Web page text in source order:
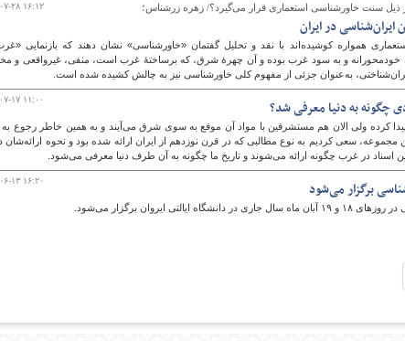
۱۳۹۷-۰۷-۲۸ ذیل سنت خاورشناسی استعماری قرار می‌گیرد؟/ زهره زرشناس؛
ایران‌شناسی در ایران
همواره کوشیده‌اند با نقد و تحلیل گفتمان «خاورشناسی» نشان دهند که بازنمایی
و به سود غرب بوده و آن چهرۀ شرق، که برساختۀ غرب است، منفی، غیرواقعی و
به‌عنوان جزئی از مفهوم کلی خاورشناسی نیز به چالش کشیده شده است.
۱۳۹۷-۰۷- چگونه به دنیا معرفی شد؟
کرده ولی الان هم مستشرقین با مواد آن موقع به سوی شرق می‌آیند و به همین خاطر رجوع به
مجموعه، سعی کردیم به نوع مطالبی که در قرن نوزدهم از ایران ارائه شده بود و نحوه ارائه‌شان
اسناد در غرب چگونه ارائه می‌شوند و تاریخ ما چگونه به آن طرف دنیا معرفی می‌شود.
۱۳۹۷-۰۶- برگزار می‌شود
ایروان برگزار می‌شود.